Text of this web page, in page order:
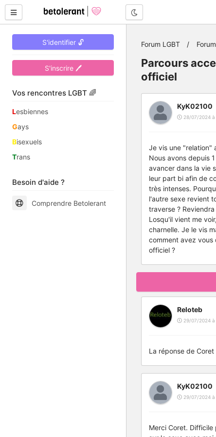
S'identifier 🔓
S'inscrire 🖊
Vos rencontres LGBT 🌈
Lesbiennes
Gays
Bisexuels
Trans
Besoin d'aide ?
Comprendre Betolerant
Forum LGBT
Parcours
officiel
KyK02100
28/07/2024 à
Je vis une "relation"
Nous avons depuis
avancer dans la vie
leur part bi afin de
très intenses.
l'autre sexe revient
traverse ?
Losqu'il vient me
charnelle. Je le vis
comment avez
officiel ?
Reloteb
29/07/2024 à
La réponse de
KyK02100
29/07/2024 à
Merci Coret.